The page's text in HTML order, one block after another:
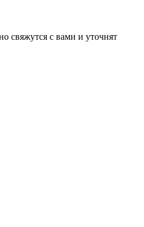
свяжутся с вами и уточнят